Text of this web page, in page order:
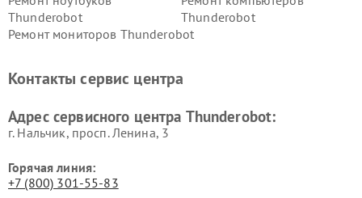
Thunderobot
Thunderobot
Ремонт мониторов Thunderobot
Контакты сервис центра
Адрес сервисного центра Thunderobot:
г. Нальчик, просп. Ленина, 3
Горячая линия:
+7 (800) 301-55-83